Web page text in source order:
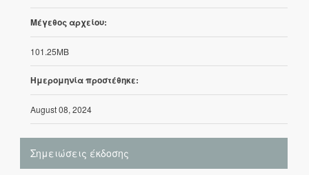
Μέγεθος αρχείου:
101.25MB
Ημερομηνία προστέθηκε:
August 08, 2024
Σημειώσεις έκδοσης